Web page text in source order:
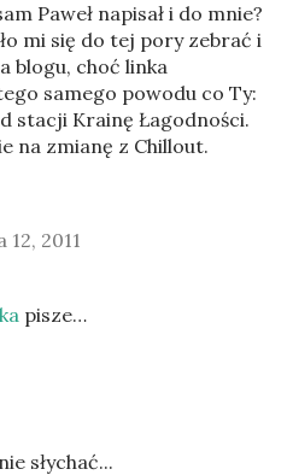
Paweł napisał i do mnie?
mi się do tej pory zebrać i
blogu, choć linka
samego powodu co Ty:
stacji Krainę Łagodności.
na zmianę z Chillout.
2011
pisze…
słychać...